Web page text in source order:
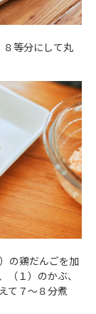
等分にして丸
の鶏だんごを加
（１）のかぶ、
て７～８分煮